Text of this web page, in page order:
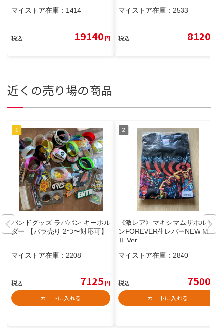
マイストア在庫： 1414
税込 19140円
マイストア在庫： 2533
税込 8120
近くの売り場の商品
バンドグッズ ラババン キーホル
ダー 【バラ売り 2つ〜対応可】
マイストア在庫： 2208
税込 7125円
カートに入れる
《激レア》マキシマムザホルモ
ンFOREVER生レバーNEW MTH
Ⅱ Ver
マイストア在庫： 2840
税込 7500
カートに入れる